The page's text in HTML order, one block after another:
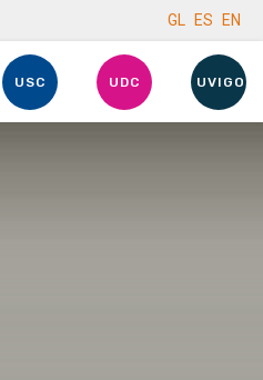
GL ES EN
USC UDC UVIGO